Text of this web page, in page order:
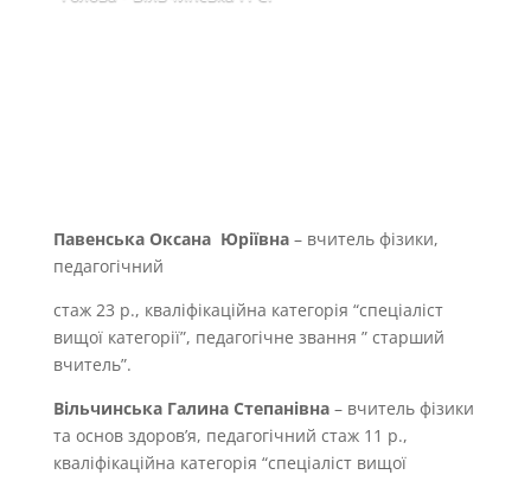
Павенська Оксана Юріївна – вчитель фізики,
педагогічний
стаж 23 р., кваліфікаційна категорія “спеціаліст
вищої категорії”, педагогічне звання ” старший
вчитель”.
Вільчинська Галина Степанівна– вчитель фізики
та основ здоров’я, педагогічний стаж 11 р.,
кваліфікаційна категорія “спеціаліст вищої